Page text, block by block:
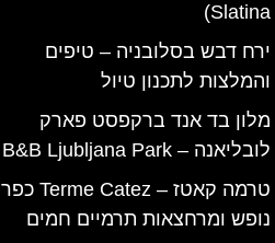
Slatina)
ירח דבש בסלובניה – טיפים
והמלצות לתכנון טיול
מלון בד אנד ברקפסט פארק
לובליאנה – B&B Ljubljana Park
טרמה קאטז – Terme Catez כפר
נופש ומרחצאות תרמיים חמים